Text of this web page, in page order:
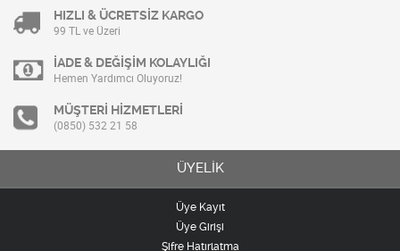
HIZLI & ÜCRETSİZ KARGO
99 TL ve Üzeri
İADE & DEĞİŞİM KOLAYLIĞI
Hemen Yardımcı Oluyoruz!
MÜŞTERİ HİZMETLERİ
(0850) 532 21 58
ÜYELİK
Üye Kayıt
Üye Girişi
Şifre Hatırlatma